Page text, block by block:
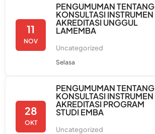
11
NOV
PENGUMUMAN TENTANG
KONSULTASI INSTRUMEN
AKREDITASI UNGGUL
LAMEMBA
Uncategorized
Selasa
28
OKT
PENGUMUMAN TENTANG
KONSULTASI INSTRUMEN
AKREDITASI PROGRAM
STUDI EMBA
Uncategorized